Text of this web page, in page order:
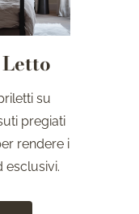
su
pregiati
rendere i
esclusivi.